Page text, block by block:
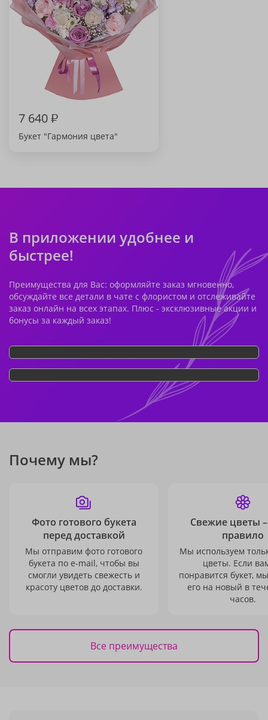
7 640₽
Букет "Гармония цвета"
В приложении удобнее и
быстрее!
Преимущества для Вас: оформляйте заказ мгновенно,
обсуждайте все детали в чате с флористом и отслеживайте
заказ онлайн на всех этапах. Плюс - эксклюзивные акции и
бонусы за каждый заказ!
Почему мы?
Фото готового букета
перед доставкой
Мы отправим фото готового
букета по e-mail, чтобы вы
смогли увидеть свежесть и
красоту цветов до доставки.
Свежие цветы
правило
Мы используем
цветы. Если
понравится букет,
его на новый в
часов.
Все преимущества